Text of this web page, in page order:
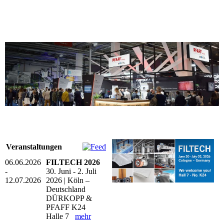
Veranstaltungen
06.06.2026
-
12.07.2026
FILTECH 2026
30. Juni - 2. Juli
2026 | Köln –
Deutschland
DÜRKOPP &
PFAFF K24
Halle 7 mehr